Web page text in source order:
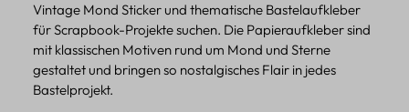
Vintage Mond Sticker und thematische Bastelaufkleber
für Scrapbook-Projekte suchen. Die Papieraufkleber sind
mit klassischen Motiven rund um Mond und Sterne
gestaltet und bringen so nostalgisches Flair in jedes
Bastelprojekt.